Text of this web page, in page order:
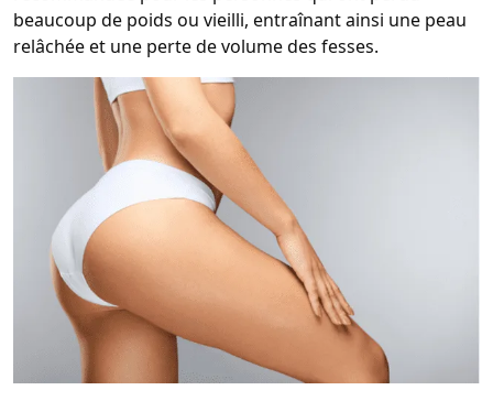
beaucoup de poids ou vieilli, entraînant ainsi une peau
relâchée et une perte de volume des fesses.